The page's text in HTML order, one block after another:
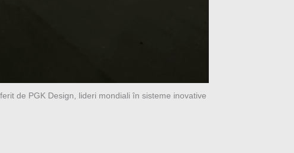
de PGK Design, lideri mondiali în sisteme inovative